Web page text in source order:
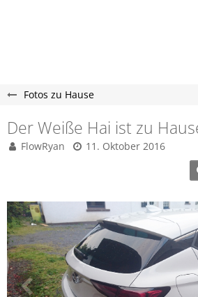
Fotos zu Hause
Der Weiße Hai ist zu
FlowRyan 11. Oktober 2016